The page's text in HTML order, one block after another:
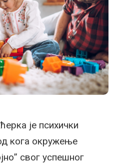
је психички
кога окружење
свог успешног